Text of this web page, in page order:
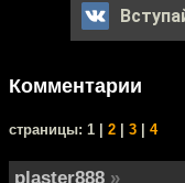
Комментарии
cтраницы: 1 | 2 3 4
plaster888 »